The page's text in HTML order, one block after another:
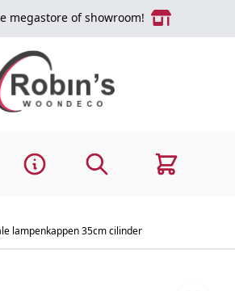
megastore of showroom!
Zoek Cart
lampenkappen 35cm cilinder